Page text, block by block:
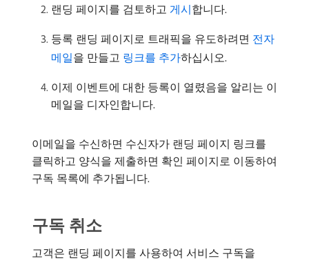
랜딩 페이지를 검토하고 게시합니다.
등록 랜딩 페이지로 트래픽을 유도하려면 전자
메일을 만들고 링크를 추가하십시오.
이제 이벤트에 대한 등록이 열렸음을 알리는 이
메일을 디자인합니다.
이메일을 수신하면 수신자가 랜딩 페이지 링크를
클릭하고 양식을 제출하면 확인 페이지로 이동하여
구독 목록에 추가됩니다.
구독 취소
고객은 랜딩 페이지를 사용하여 서비스 구독을